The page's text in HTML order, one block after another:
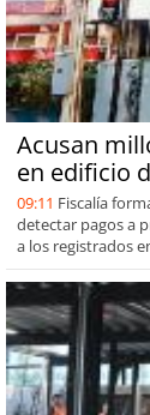
Acusan
en edificio
09:11 Fiscalía
detectar pagos a
a los registrados